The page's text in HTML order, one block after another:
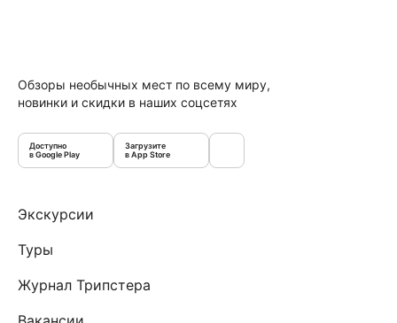
Обзоры необычных мест по всему миру,
новинки и скидки в наших соцсетях
Доступно
в Google Play
Загрузите
в App Store
Экскурсии
Туры
Журнал Трипстера